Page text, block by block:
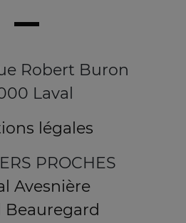
Robert Buron
Laval
légales
PROCHES
Avesnière
Beauregard